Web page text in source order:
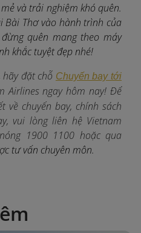
và trải nghiệm khó quên.
Bài Thơ vào hành trình của
quên mang theo máy
khắc tuyệt đẹp nhé!
đặt chỗ Chuyến bay tới
Airlines ngay hôm nay! Để
chuyến bay, chính sách
vui lòng liên hệ Vietnam
1900 1100 hoặc qua
tư vấn chuyên môn.